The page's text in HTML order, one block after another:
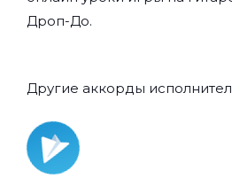
Дроп-До.
Другие аккорды